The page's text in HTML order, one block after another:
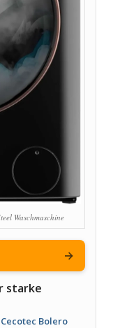
Waschmaschine
→
starke
Cecotec Bolero